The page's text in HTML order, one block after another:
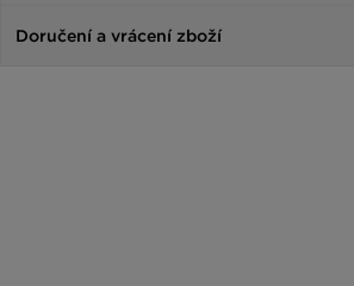
Doručení a vrácení zboží